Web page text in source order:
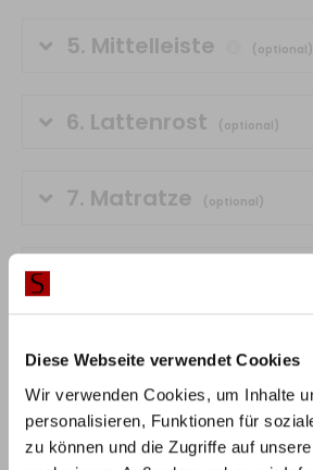
Diese Webseite verwendet Cookies
Wir verwenden Cookies, um Inhalte
personalisieren, Funktionen für
zu können und die Zugriffe auf
5. Mittelleiste (optional)
6. Lattenrost (optional)
7. Matratze (optional)
inkl. MwSt.
IN DEN